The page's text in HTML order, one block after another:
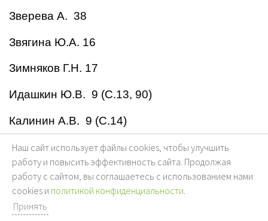
Зверева А. 38
Звягина Ю.А. 16
Зимняков Г.Н. 17
Идашкин Ю.В. 9 (С.13, 90)
Калинин А.В. 9 (С.14)
Карасев А.И. 32
Катков Н.И. 6, 17, 32, 38
Наш сайт использует файлы cookies, чтобы улучшить
работу и повысить эффективность сайта. Продолжая
работу с сайтом, вы соглашаетесь с использованием нами
cookies и политикой конфиденциальности.
Принять